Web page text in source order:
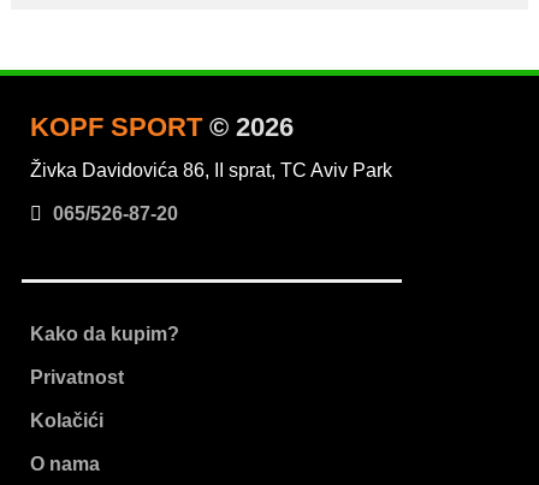
KOPF SPORT© 2026
Živka Davidovića 86, II sprat, TC Aviv Park
065/526-87-20
Kako da kupim?
Privatnost
Kolačići
O nama